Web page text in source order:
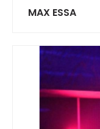
MAX ESSA